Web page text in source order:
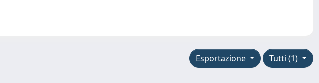
Tutti (1)
Esportazione